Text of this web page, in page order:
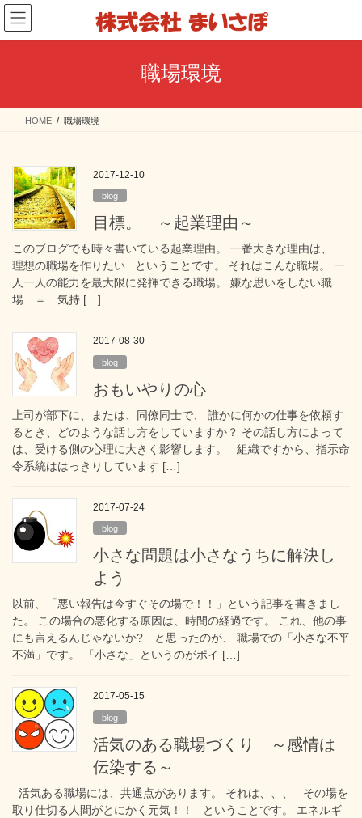
コ
ン
テ
ス
ナ
ビ
ゲ
ン
職場環境
HOME 職場環境
2017-12-10
blog
目標。 ～起業理由～
このブログでも時々書いている起業理由。 一番大きな理由は、
理想の職場を作りたい ということです。 それはこんな職場。 一
人一人の能力を最大限に発揮できる職場。 嫌な思いをしない職
場 ＝ 気持 […]
2017-08-30
blog
おもいやりの心
上司が部下に、または、同僚同士で、 誰かに何かの仕事を依頼す
るとき、どのような話し方をしていますか？ その話し方によって
は、受ける側の心理に大きく影響します。 組織ですから、指示命
令系統ははっきりしています […]
2017-07-24
blog
小さな問題は小さなうちに解決し
よう
以前、「悪い報告は今すぐその場で！！」という記事を書きまし
た。 この場合の悪化する原因は、時間の経過です。 これ、他の事
にも言えるんじゃないか? と思ったのが、 職場での「小さな不平
不満」です。 「小さな」というのがポイ […]
2017-05-15
blog
活気のある職場づくり ～感情は
伝染する～
活気ある職場には、共通点があります。 それは、、、 その場を
取り仕切る人間がとにかく元気！！ ということです。 エネルギ